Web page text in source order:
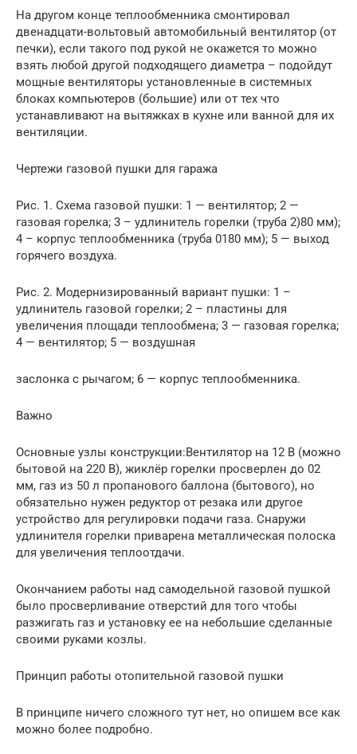
На другом конце теплообменника смонтировал
двенадцати-вольтовый автомобильный вентилятор (от
печки), если такого под рукой не окажется то можно
взять любой другой подходящего диаметра – подойдут
мощные вентиляторы установленные в системных
блоках компьютеров (большие) или от тех что
устанавливают на вытяжках в кухне или ванной для их
вентиляции.
Чертежи газовой пушки для гаража
Рис. 1. Схема газовой пушки: 1 — вентилятор; 2 —
газовая горелка; 3 – удлинитель горелки (труба 2)80 мм);
4 – корпус теплообменника (труба 0180 мм); 5 — выход
горячего воздуха.
Рис. 2. Модернизированный вариант пушки: 1 –
удлинитель газовой горелки; 2 – пластины для
увеличения площади теплообмена; 3 — газовая горелка;
4 — вентилятор; 5 — воздушная
заслонка с рычагом; 6 — корпус теплообменника.
Важно
Основные узлы конструкции:Вентилятор на 12 В (можно
бытовой на 220 В), жиклёр горелки просверлен до 02
мм, газ из 50 л пропанового баллона (бытового), но
обязательно нужен редуктор от резака или другое
устройство для регулировки подачи газа. Снаружи
удлинителя горелки приварена металлическая полоска
для увеличения теплоотдачи.
Окончанием работы над самодельной газовой пушкой
было просверливание отверстий для того чтобы
разжигать газ и установку ее на небольшие сделанные
своими руками козлы.
Принцип работы отопительной газовой пушки
В принципе ничего сложного тут нет, но опишем все как
можно более подробно.